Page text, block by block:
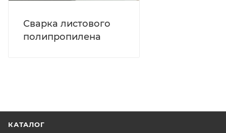
Сварка листового
полипропилена
КАТАЛОГ